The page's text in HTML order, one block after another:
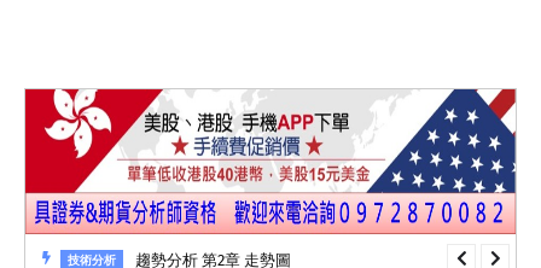
技術分析 趨勢分析 第2章 走勢圖